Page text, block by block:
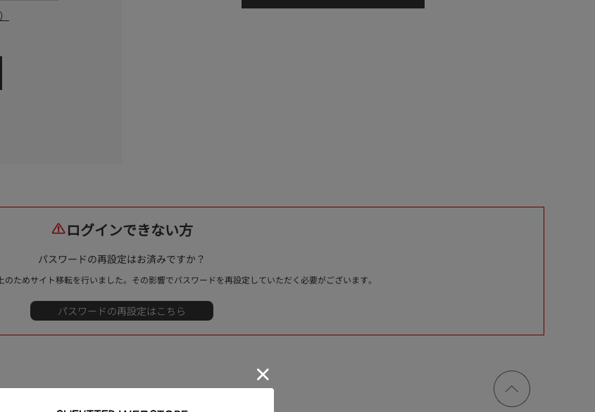
ログインできない方
パスワードの再設定はお済みですか？
ためサイト移転を行いました。その影響でパスワードを再設定していただく必要がございます。
ページ
トップ